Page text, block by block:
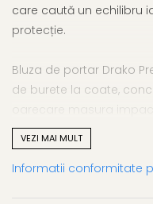
care caută un echilibru
protecție.
Bluza de portar Drako
de burete la coate,
oarecare masura
Material de Înaltă
interlock de 140 g,
VEZI MAI MULT
Informatii conformitate